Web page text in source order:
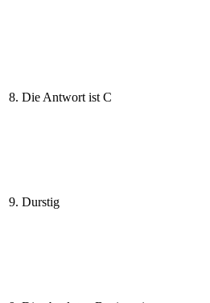
8. Die Antwort ist C
9. Durstig